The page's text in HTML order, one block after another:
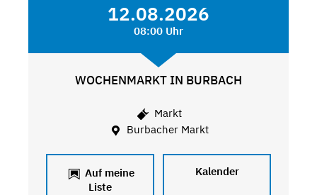
12.08.2026
08:00 Uhr
WOCHENMARKT IN BURBACH
Markt
Burbacher Markt
Auf meine
Liste
Kalender